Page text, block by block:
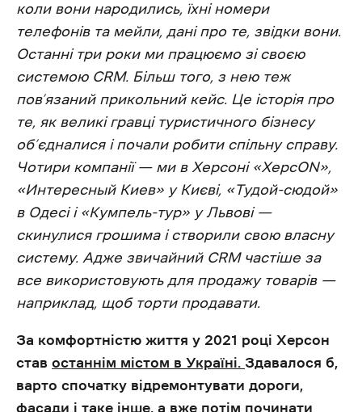
коли вони народились, їхні номери
телефонів та мейли, дані про те, звідки вони.
Останні три роки ми працюємо зі своєю
системою CRM. Більш того, з нею теж
пов’язаний прикольний кейс. Це історія про
те, як великі гравці туристичного бізнесу
об’єдналися і почали робити спільну справу.
Чотири компанії — ми в Херсоні «ХерсON»,
«Интересный Киев» у Києві, «Тудой-сюдой»
в Одесі і «Кумпель-тур» у Львові —
скинулися грошима і створили свою власну
систему. Адже звичайний CRM частіше за
все використовують для продажу товарів —
наприклад, щоб торти продавати.
За комфортністю життя у 2021 році Херсон
став останнім містом в Україні. Здавалося б,
варто спочатку відремонтувати дороги,
фасади і таке інше, а вже потім починати